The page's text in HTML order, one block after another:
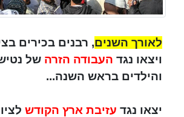
לאורך השנים, רבנים בכירים
ויצאו נגד העבודה הזרה של
והילדים בראש השנה...
יצאו נגד עזיבת ארץ הקודש